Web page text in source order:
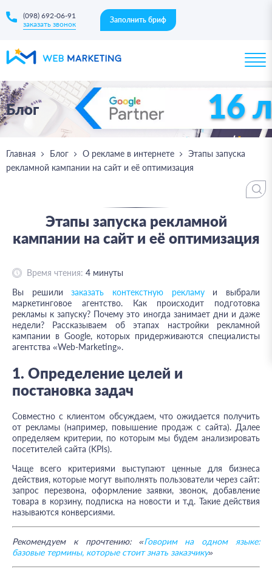
(098) 692-06-91
заказать звонок
Заполнить бриф
Блог 16
Главная Блог О рекламе в интернете
Этапы запуска
рекламной кампании на сайт и её оптимизация
Этапы запуска рекламной
кампании на сайт и её оптимизация
Время чтения: 4 минуты
Вы решилизаказать контекстную рекламуи выбрали
маркетинговое агентство. Как происходит подготовка
рекламы к запуску? Почему это иногда занимает дни и даже
недели? Рассказываем об этапах настройки рекламной
кампании в Google, которых придерживаются специалисты
агентства «Web-Marketing».
1. Определение целей и
постановка задач
Совместно с клиентом обсуждаем, что ожидается получить
от рекламы (например, повышение продаж с сайта). Далее
определяем критерии, по которым мы будем анализировать
посетителей сайта (KPIs).
Чаще всего критериями выступают ценные для бизнеса
действия, которые могут выполнять пользователи через сайт:
запрос перезвона, оформление заявки, звонок, добавление
товара в корзину, подписка на новости и т.д. Такие действия
называются конверсиями.
Рекомендуем к прочтению: «Говорим на одном языке:
базовые термины, которые стоит знать заказчику»